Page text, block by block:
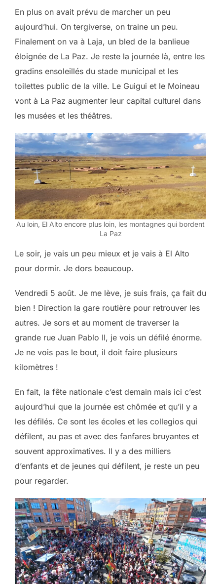
En plus on avait prévu de marcher un peu
aujourd’hui. On tergiverse, on traine un peu.
Finalement on va à Laja, un bled de la banlieue
éloignée de La Paz. Je reste la journée là, entre les
gradins ensoleillés du stade municipal et les
toilettes public de la ville. Le Guigui et le Moineau
vont à La Paz augmenter leur capital culturel dans
les musées et les théâtres.
Au loin, El Alto encore plus loin, les montagnes qui bordent
La Paz
Le soir, je vais un peu mieux et je vais à El Alto
pour dormir. Je dors beaucoup.
Vendredi 5 août. Je me lève, je suis frais, ça fait du
bien ! Direction la gare routière pour retrouver les
autres. Je sors et au moment de traverser la
grande rue Juan Pablo II, je vois un défilé énorme.
Je ne vois pas le bout, il doit faire plusieurs
kilomètres !
En fait, la fête nationale c’est demain mais ici c’est
aujourd’hui que la journée est chômée et qu’il y a
les défilés. Ce sont les écoles et les collegios qui
défilent, au pas et avec des fanfares bruyantes et
souvent approximatives. Il y a des milliers
d’enfants et de jeunes qui défilent, je reste un peu
pour regarder.